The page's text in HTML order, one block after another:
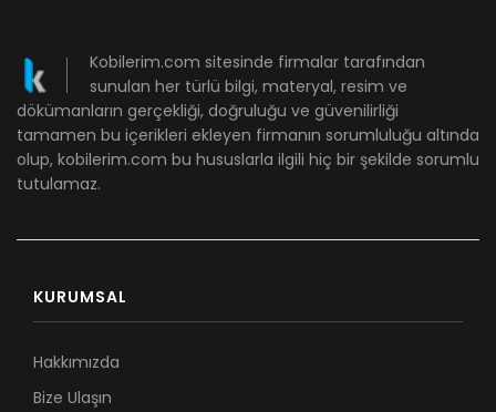
Kobilerim.com sitesinde firmalar tarafından
sunulan her türlü bilgi, materyal, resim ve
dökümanların gerçekliği, doğruluğu ve güvenilirliği
tamamen bu içerikleri ekleyen firmanın sorumluluğu altında
olup, kobilerim.com bu hususlarla ilgili hiç bir şekilde sorumlu
tutulamaz.
KURUMSAL
Hakkımızda
Bize Ulaşın